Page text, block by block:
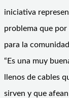
iniciativa
problema que
para la
“Es una muy
llenos de cables
sirven y que